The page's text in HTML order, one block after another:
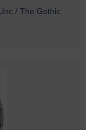
/ The Gothic